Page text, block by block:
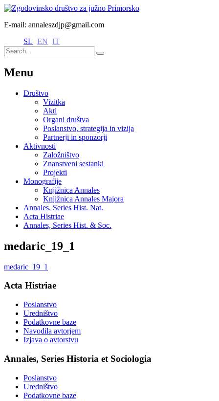
E-mail: annaleszdjp@gmail.com
SL EN IT
Menu
Društvo
Vizitka
Akti
Organi društva
Poslanstvo, strategija in vizija
Partnerji in sponzorji
Aktivnosti
Založništvo
Znanstveni sestanki
Projekti
Monografije
Knjižnica Annales
Knjižnica Annales Majora
Annales, Series Hist. Nat.
Acta Histriae
Annales, Series Hist. & Soc.
medaric_19_1
medaric_19_1
Acta Histriae
Poslanstvo
Uredništvo
Podatkovne baze
Navodila avtorjem
Izjava o avtorstvu
Annales, Series Historia et Sociologia
Poslanstvo
Uredništvo
Podatkovne baze